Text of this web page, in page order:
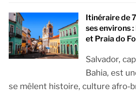
Itinéraire de
ses environs
et Praia do
Salvador,
Bahia, est
se mêlent histoire, culture afro-